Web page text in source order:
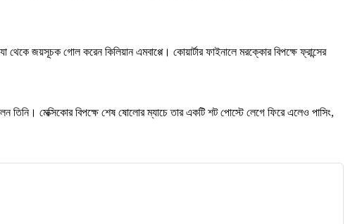
থেকে জয়সূচক গোল করেন কিলিয়ান এমবাপ্পে। কোয়ার্টার ফাইনালে মরক্কোর বিপক্ষে ফ্রান্সের
তিনি। মেক্সিকোর বিপক্ষে শেষ ষোলোর ম্যাচে তার একটি শট পোস্টে লেগে ফিরে এলেও পাসিং,